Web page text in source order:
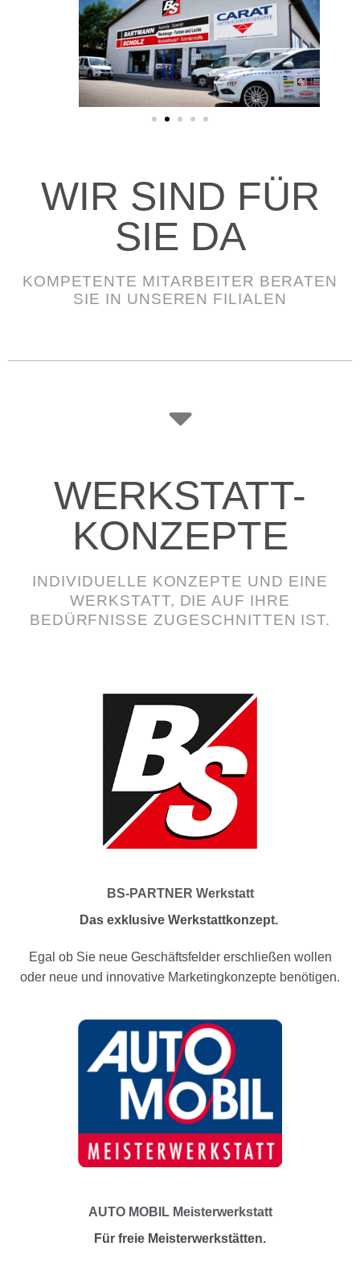
WIR SIND FÜR
SIE DA
KOMPETENTE MITARBEITER BERATEN
SIE IN UNSEREN FILIALEN
WERKSTATT-
KONZEPTE
INDIVIDUELLE KONZEPTE UND EINE
WERKSTATT, DIE AUF IHRE
BEDÜRFNISSE ZUGESCHNITTEN IST.
BS-PARTNER Werkstatt
Das exklusive Werkstattkonzept.
Egal ob Sie neue Geschäftsfelder erschließen wollen
oder neue und innovative Marketingkonzepte benötigen.
AUTO MOBIL Meisterwerkstatt
Für freie Meisterwerkstätten.